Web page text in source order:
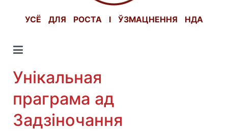
УСЁ ДЛЯ РОСТА І ЎЗМАЦНЕННЯ НДА
Унікальная
праграма ад
Задзіночання